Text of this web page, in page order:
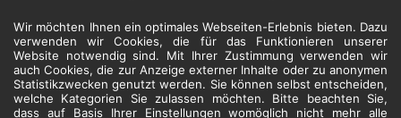
Wir möchten Ihnen ein optimales Webseiten-Erlebnis bieten. Dazu
verwenden wir Cookies, die für das Funktionieren unserer
Website notwendig sind. Mit Ihrer Zustimmung verwenden wir
auch Cookies, die zur Anzeige externer Inhalte oder zu anonymen
Statistikzwecken genutzt werden. Sie können selbst entscheiden,
welche Kategorien Sie zulassen möchten. Bitte beachten Sie,
dass auf Basis Ihrer Einstellungen womöglich nicht mehr alle